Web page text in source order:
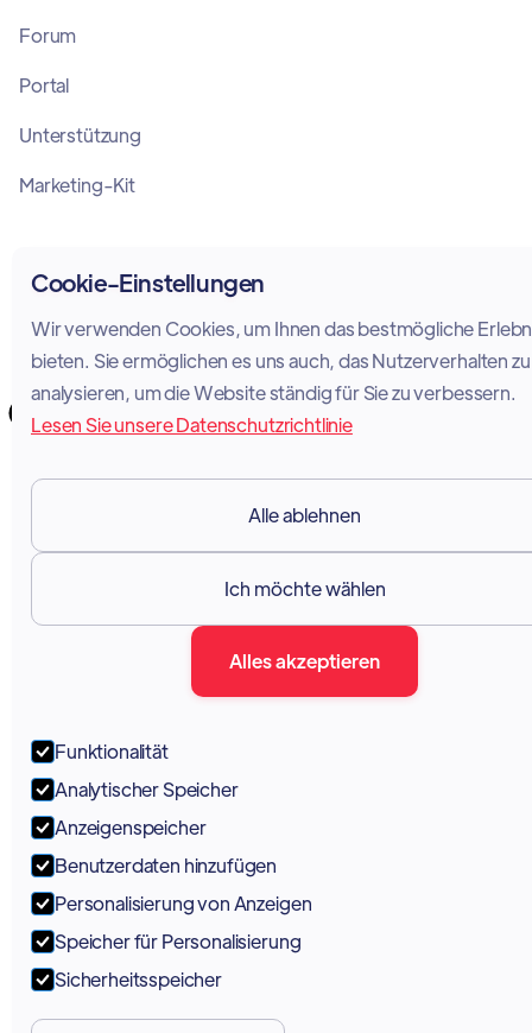
Forum
Portal
Unterstützung
Marketing-Kit
Copyright 2026 © Vodia Networks Inc.
Cookie-Einstellungen
Wir verwenden Cookies, um Ihnen das bestmögliche
bieten. Sie ermöglichen es uns auch, das Nutzerverhalten zu
analysieren, um die Website ständig für Sie zu verbessern.
Lesen Sie unsere Datenschutzrichtlinie
Alle ablehnen
Ich möchte wählen
Alles akzeptieren
Funktionalität
Analytischer Speicher
Anzeigenspeicher
Benutzerdaten hinzufügen
Personalisierung von Anzeigen
Speicher für Personalisierung
Sicherheitsspeicher